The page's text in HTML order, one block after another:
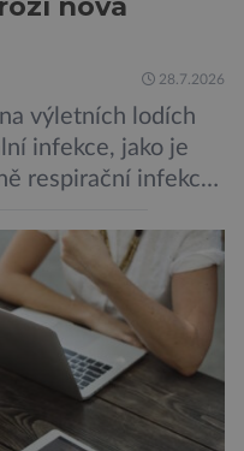
28.7.2026
výletních lodích
infekce, jako je
respirační infekce,
hantaviru na
i pro odborníky.
zažehnáno.
Hantavirus […]